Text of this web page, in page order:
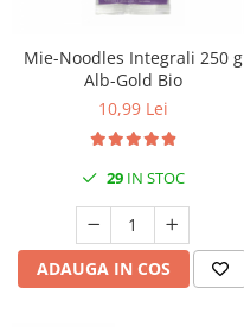
Mie-Noodles Integrali 250 g
Alb-Gold Bio
10,99 Lei
29IN STOC
ADAUGA IN COS